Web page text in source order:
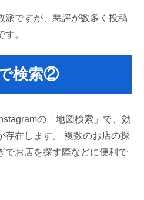
派ですが、悪評が数多く投稿
。
検索②
の「地図検索」で、効
存在します。 複数のお店の探
でお店を探す際などに便利で